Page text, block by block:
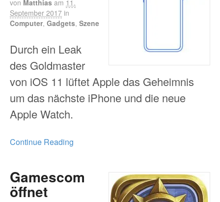
von Matthias am 11.
September 2017 in
Computer, Gadgets, Szene
Durch ein Leak
des Goldmaster
von iOS 11 lüftet Apple das Geheimnis
um das nächste iPhone und die neue
Apple Watch.
Continue Reading
Gamescom
öffnet